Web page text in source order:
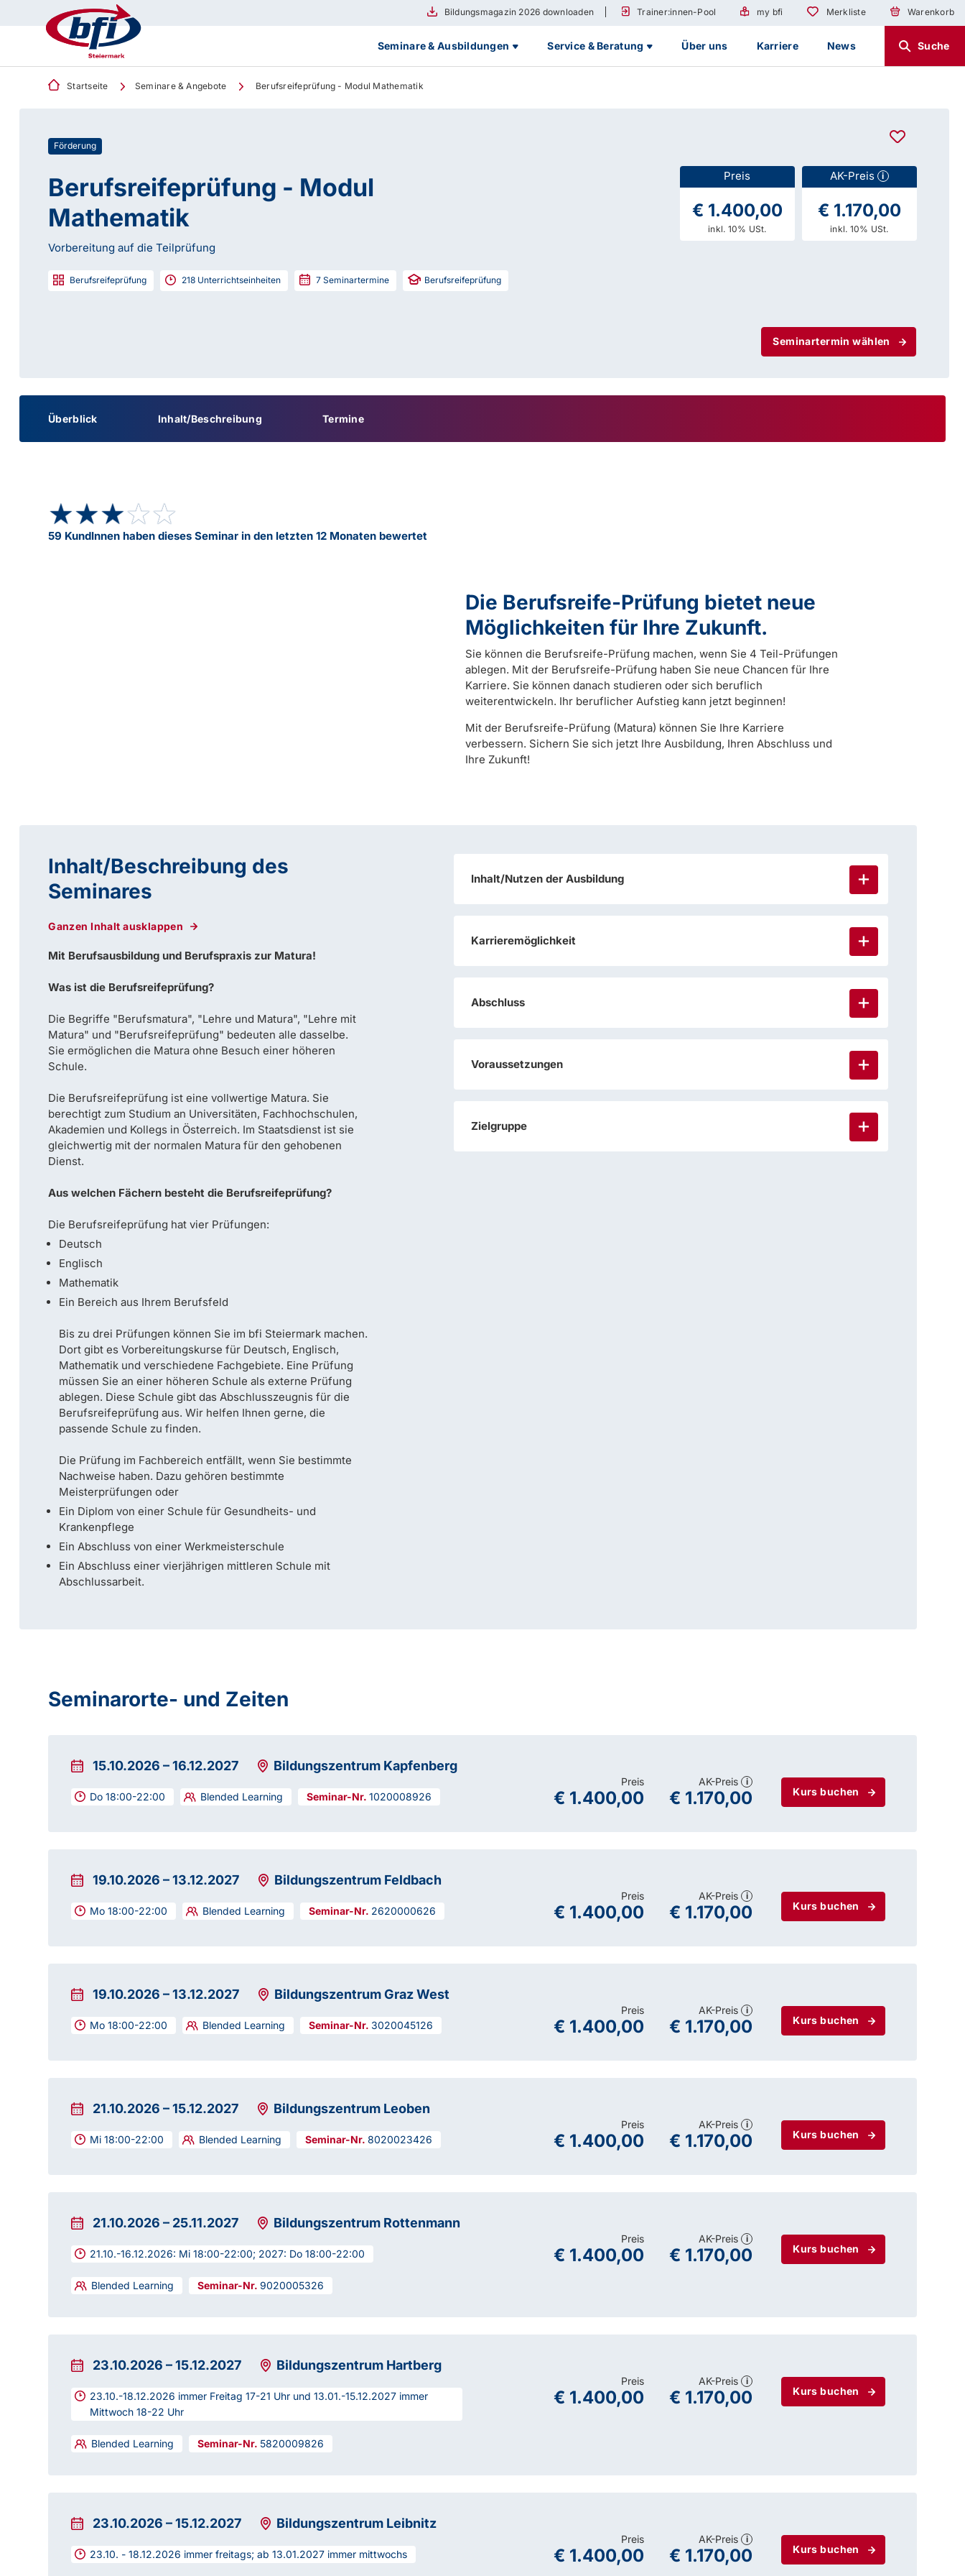
Bildungsmagazin 2026 downloaden Trainer:innen-Pool my bfi Merkliste Warenkorb
Seminare & Ausbildungen Service & Beratung Über uns Karriere News Suche
Startseite Seminare & Angebote Berufsreifeprüfung - Modul Mathematik
Förderung
Berufsreifeprüfung - Modul
Mathematik
Vorbereitung auf die Teilprüfung
Berufsreifeprüfung 218 Unterrichtseinheiten 7 Seminartermine Berufsreifeprüfung
AK-Preis i
€ 1.170,00
inkl. 10% USt.
Preis
€ 1.400,00
inkl. 10% USt.
Seminartermin wählen
Überblick Inhalt/Beschreibung Termine
★★★★★
★★★★★
59 KundInnen haben dieses Seminar in den letzten 12 Monaten bewertet
Die Berufsreife-Prüfung bietet neue
Möglichkeiten für Ihre Zukunft.
Sie können die Berufsreife-Prüfung machen, wenn Sie 4 Teil-Prüfungen
ablegen. Mit der Berufsreife-Prüfung haben Sie neue Chancen für Ihre
Karriere. Sie können danach studieren oder sich beruflich
weiterentwickeln. Ihr beruflicher Aufstieg kann jetzt beginnen!
Mit der Berufsreife-Prüfung (Matura) können Sie Ihre Karriere
verbessern. Sichern Sie sich jetzt Ihre Ausbildung, Ihren Abschluss und
Ihre Zukunft!
Inhalt/Beschreibung des
Seminares
Ganzen Inhalt ausklappen
Mit Berufsausbildung und Berufspraxis zur Matura!
Was ist die Berufsreifeprüfung?
Die Begriffe "Berufsmatura", "Lehre und Matura", "Lehre mit
Matura" und "Berufsreifeprüfung" bedeuten alle dasselbe.
Sie ermöglichen die Matura ohne Besuch einer höheren
Schule.
Die Berufsreifeprüfung ist eine vollwertige Matura. Sie
berechtigt zum Studium an Universitäten, Fachhochschulen,
Akademien und Kollegs in Österreich. Im Staatsdienst ist sie
gleichwertig mit der normalen Matura für den gehobenen
Dienst.
Aus welchen Fächern besteht die Berufsreifeprüfung?
Die Berufsreifeprüfung hat vier Prüfungen:
Deutsch
Englisch
Mathematik
Ein Bereich aus Ihrem Berufsfeld
Bis zu drei Prüfungen können Sie im bfi Steiermark machen.
Dort gibt es Vorbereitungskurse für Deutsch, Englisch,
Mathematik und verschiedene Fachgebiete. Eine Prüfung
müssen Sie an einer höheren Schule als externe Prüfung
ablegen. Diese Schule gibt das Abschlusszeugnis für die
Berufsreifeprüfung aus. Wir helfen Ihnen gerne, die
passende Schule zu finden.
Die Prüfung im Fachbereich entfällt, wenn Sie bestimmte
Nachweise haben. Dazu gehören bestimmte
Meisterprüfungen oder
Ein Diplom von einer Schule für Gesundheits- und
Krankenpflege
Ein Abschluss von einer Werkmeisterschule
Ein Abschluss einer vierjährigen mittleren Schule mit
Abschlussarbeit.
Inhalt/Nutzen der Ausbildung
Karrieremöglichkeit
Abschluss
Voraussetzungen
Zielgruppe
Seminarorte- und Zeiten
15.10.2026 –16.12.2027 Bildungszentrum Kapfenberg
Do 18:00-22:00 Blended Learning 1020008926 Kurs buchen
AK-Preis i
€ 1.170,00
Preis
€ 1.400,00
19.10.2026 –13.12.2027 Bildungszentrum Feldbach
Mo 18:00-22:00 Blended Learning 2620000626 Kurs buchen
AK-Preis i
€ 1.170,00
Preis
€ 1.400,00
19.10.2026 –13.12.2027 Bildungszentrum Graz West
Mo 18:00-22:00 Blended Learning 3020045126 Kurs buchen
AK-Preis i
€ 1.170,00
Preis
€ 1.400,00
21.10.2026 –15.12.2027 Bildungszentrum Leoben
Mi 18:00-22:00 Blended Learning 8020023426 Kurs buchen
AK-Preis i
€ 1.170,00
Preis
€ 1.400,00
21.10.2026 – 25.11.2027 Bildungszentrum Rottenmann
21.10.-16.12.2026: Mi 18:00-22:00; 2027: Do 18:00-22:00
Blended Learning 9020005326
Kurs buchen
AK-Preis i
€ 1.170,00
Preis
€ 1.400,00
23.10.2026 –15.12.2027 Bildungszentrum Hartberg
23.10.-18.12.2026 immer Freitag 17-21 Uhr und 13.01.-15.12.2027 immer
Mittwoch 18-22 Uhr
Blended Learning 5820009826
Kurs buchen
AK-Preis i
€ 1.170,00
Preis
€ 1.400,00
23.10.2026 –15.12.2027 Bildungszentrum Leibnitz
23.10. - 18.12.2026 immer freitags; ab 13.01.2027 immer mittwochs Kurs buchen
AK-Preis i
€ 1.170,00
Preis
€ 1.400,00